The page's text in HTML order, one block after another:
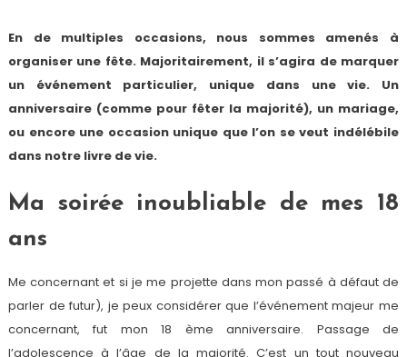
En de multiples occasions, nous sommes amenés à
organiser une fête. Majoritairement, il s’agira de marquer
un événement particulier, unique dans une vie. Un
anniversaire (comme pour fêter la majorité), un mariage,
ou encore une occasion unique que l’on se veut indélébile
dans notre livre de vie.
Ma soirée inoubliable de mes 18
ans
Me concernant et si je me projette dans mon passé à défaut de
parler de futur), je peux considérer que l’événement majeur me
concernant, fut mon 18 ème anniversaire. Passage de
l’adolescence à l’âge de la majorité. C’est un tout nouveau